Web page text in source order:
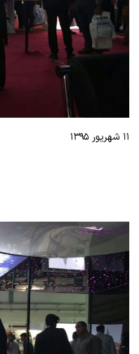
۱۱ شهریور ۱۳۹۵